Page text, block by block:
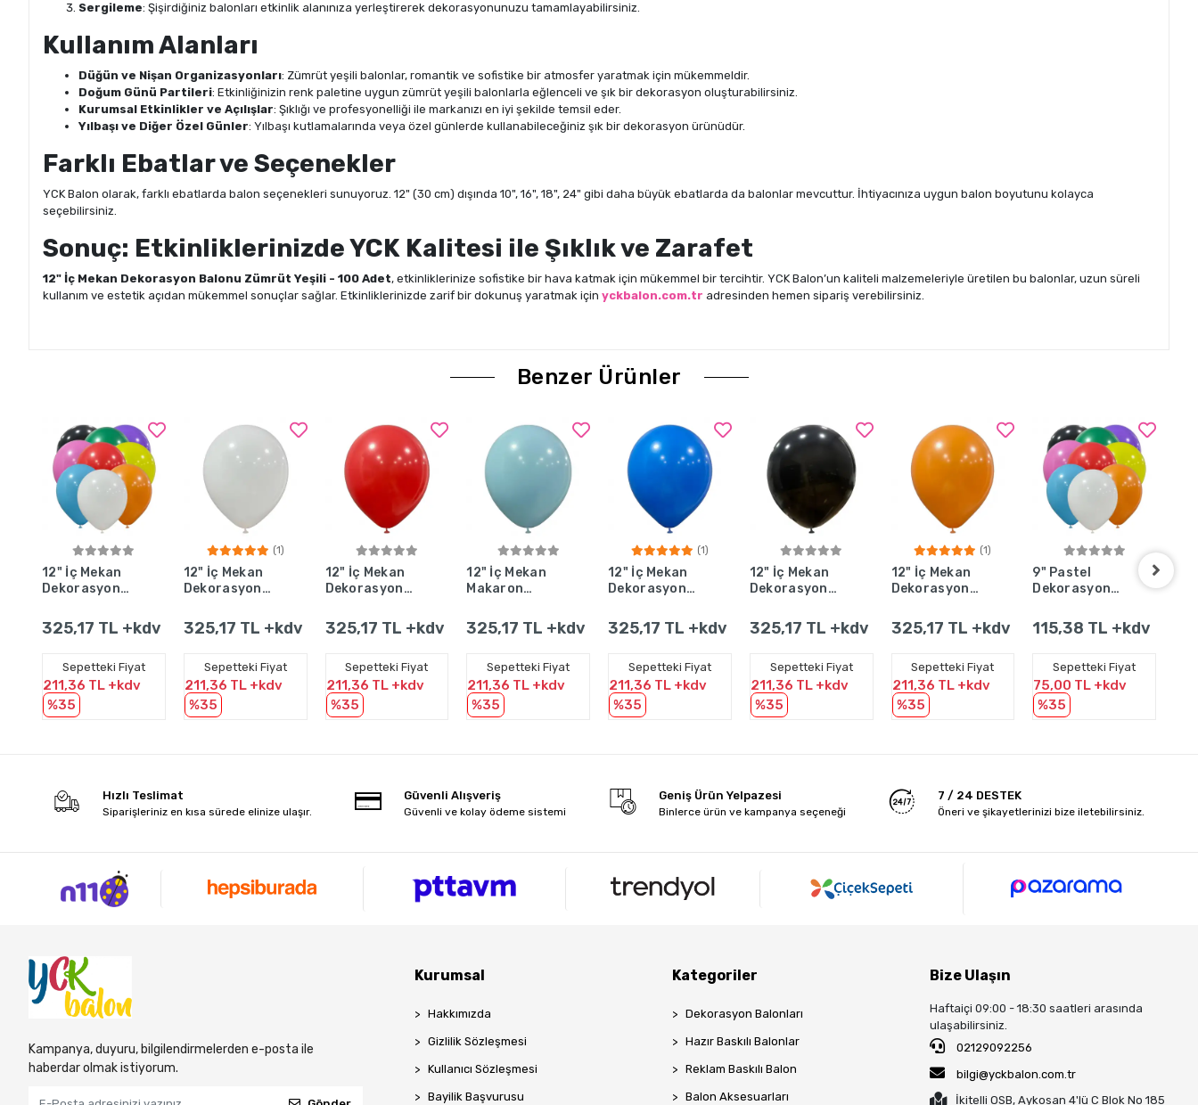
Sergileme: Şişirdiğiniz balonları etkinlik alanınıza yerleştirerek dekorasyonunuzu tamamlayabilirsiniz.
Kullanım Alanları
Düğün ve Nişan Organizasyonları: Zümrüt yeşili balonlar, romantik ve sofistike bir atmosfer yaratmak için mükemmeldir.
Doğum Günü Partileri: Etkinliğinizin renk paletine uygun zümrüt yeşili balonlarla eğlenceli ve şık bir dekorasyon oluşturabilirsiniz.
Kurumsal Etkinlikler ve Açılışlar: Şıklığı ve profesyonelliği ile markanızı en iyi şekilde temsil eder.
Yılbaşı ve Diğer Özel Günler: Yılbaşı kutlamalarında veya özel günlerde kullanabileceğiniz şık bir dekorasyon ürünüdür.
Farklı Ebatlar ve Seçenekler
YCK Balon olarak, farklı ebatlarda balon seçenekleri sunuyoruz. 12" (30 cm) dışında 10", 16", 18", 24" gibi daha büyük ebatlarda da balonlar mevcuttur. İhtiyacınıza uygun balon boyutunu kolayca
seçebilirsiniz.
Sonuç: Etkinliklerinizde YCK Kalitesi ile Şıklık ve Zarafet
12" İç Mekan Dekorasyon Balonu Zümrüt Yeşili - 100 Adet, etkinliklerinize sofistike bir hava katmak için mükemmel bir tercihtir. YCK Balon’un kaliteli malzemeleriyle üretilen bu balonlar, uzun süreli
kullanım ve estetik açıdan mükemmel sonuçlar sağlar. Etkinliklerinizde zarif bir dokunuş yaratmak için yckbalon.com.tr adresinden hemen sipariş verebilirsiniz.
Benzer Ürünler
12" İç Mekan
Dekorasyon
- 100 Adet
325,17 TL +kdv
Sepetteki Fiyat
211,36 TL +kdv
%35
(1)
12" İç Mekan
Dekorasyon
- 100 Adet
325,17 TL +kdv
Sepetteki Fiyat
211,36 TL +kdv
%35
12" İç Mekan
Dekorasyon
- 100 Adet
325,17 TL +kdv
Sepetteki Fiyat
211,36 TL +kdv
%35
12" İç Mekan
Makaron
100 Adet
325,17 TL +kdv
Sepetteki Fiyat
211,36 TL +kdv
%35
(1)
12" İç Mekan
Dekorasyon
Mavi - 100
Adet
325,17 TL +kdv
Sepetteki Fiyat
211,36 TL +kdv
%35
12" İç Mekan
Dekorasyon
100 Adet
325,17 TL +kdv
Sepetteki Fiyat
211,36 TL +kdv
%35
(1)
12" İç Mekan
Dekorasyon
Turuncu - 100
Adet
325,17 TL +kdv
Sepetteki Fiyat
211,36 TL +kdv
%35
9" Pastel
Dekorasyon
Balonu Karışık
- 100 Adet
115,38 TL +kdv
Sepetteki Fiyat
75,00 TL +kdv
%35
Hızlı Teslimat
Siparişleriniz en kısa sürede elinize ulaşır.
Güvenli Alışveriş
Güvenli ve kolay ödeme sistemi
Geniş Ürün Yelpazesi
Binlerce ürün ve kampanya seçeneği
7 / 24 DESTEK
Öneri ve şikayetlerinizi bize iletebilirsiniz.
Kampanya, duyuru, bilgilendirmelerden e-posta ile
haberdar olmak istiyorum.
Kurumsal
Hakkımızda
Gizlilik Sözleşmesi
Kullanıcı Sözleşmesi
Bayilik Başvurusu
Kategoriler
Dekorasyon Balonları
Hazır Baskılı Balonlar
Reklam Baskılı Balon
Balon Aksesuarları
Bize Ulaşın
Haftaiçi 09:00 - 18:30 saatleri arasında
ulaşabilirsiniz.
02129092256
bilgi@yckbalon.com.tr
İkitelli OSB, Aykosan 4'lü C Blok No 185